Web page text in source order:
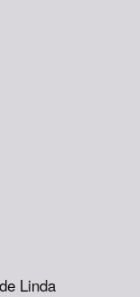
Linda